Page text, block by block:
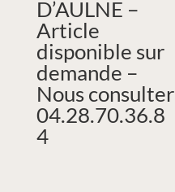
D’AULNE –
Article
disponible sur
demande –
Nous consulter
04.28.70.36.8
4